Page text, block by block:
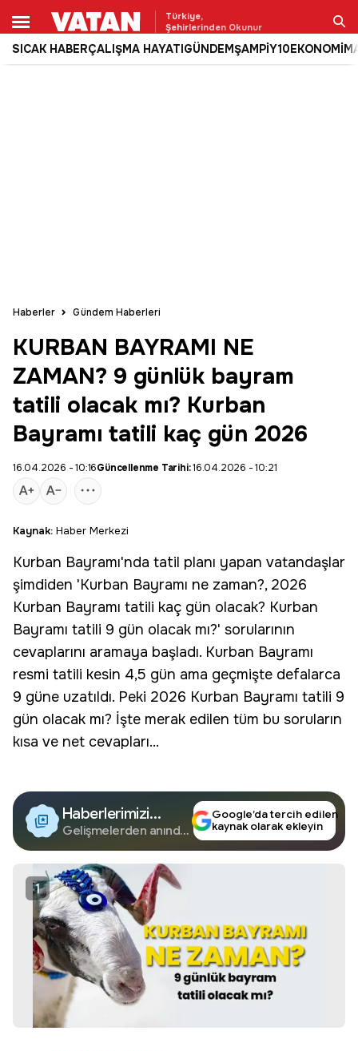
Türkiye,
Şehirlerinden Okunur
SICAK HABERÇALIŞMA HAYATIGÜNDEMŞAMPİY10EKONOMİ
Ara
Haberler Gündem Haberleri
KURBAN BAYRAMI NE
ZAMAN? 9 günlük bayram
tatili olacak mı? Kurban
Bayramı tatili kaç gün 2026
16.04.2026 - 10:16Güncellenme Tarihi:16.04.2026 - 10:21
Kaynak: Haber Merkezi
Kurban Bayramı'nda tatil planı yapan vatandaşlar
şimdiden 'Kurban Bayramı ne zaman?, 2026
Kurban Bayramı tatili kaç gün olacak? Kurban
Bayramı tatili 9 gün olacak mı?' sorularının
cevaplarını aramaya başladı. Kurban Bayramı
resmi tatili kesin 4,5 gün ama geçmişte defalarca
9 güne uzatıldı. Peki 2026 Kurban Bayramı tatili 9
gün olacak mı? İşte merak edilen tüm bu soruların
kısa ve net cevapları...
Haberlerimizi
Google'da Takip
Edin
Gelişmelerden anında
Google’da tercih edilen
kaynak olarak ekleyin
1